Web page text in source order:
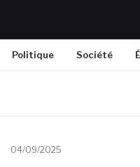
Politique Société
04/09/2025